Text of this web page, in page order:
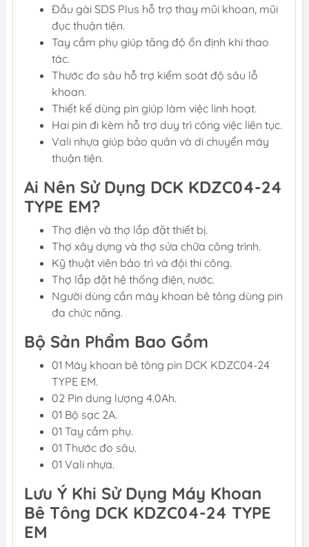
Đầu gài SDS Plus hỗ trợ thay mũi khoan, mũi
đục thuận tiện.
Tay cầm phụ giúp tăng độ ổn định khi thao
tác.
Thước đo sâu hỗ trợ kiểm soát độ sâu lỗ
khoan.
Thiết kế dùng pin giúp làm việc linh hoạt.
Hai pin đi kèm hỗ trợ duy trì công việc liên tục.
Vali nhựa giúp bảo quản và di chuyển máy
thuận tiện.
Ai Nên Sử Dụng DCK KDZC04-24
TYPE EM?
Thợ điện và thợ lắp đặt thiết bị.
Thợ xây dựng và thợ sửa chữa công trình.
Kỹ thuật viên bảo trì và đội thi công.
Thợ lắp đặt hệ thống điện, nước.
Người dùng cần máy khoan bê tông dùng pin
đa chức năng.
Bộ Sản Phẩm Bao Gồm
01 Máy khoan bê tông pin DCK KDZC04-24
TYPE EM.
02 Pin dung lượng 4.0Ah.
01 Bộ sạc 2A.
01 Tay cầm phụ.
01 Thước đo sâu.
01 Vali nhựa.
Lưu Ý Khi Sử Dụng Máy Khoan
Bê Tông DCK KDZC04-24 TYPE
EM